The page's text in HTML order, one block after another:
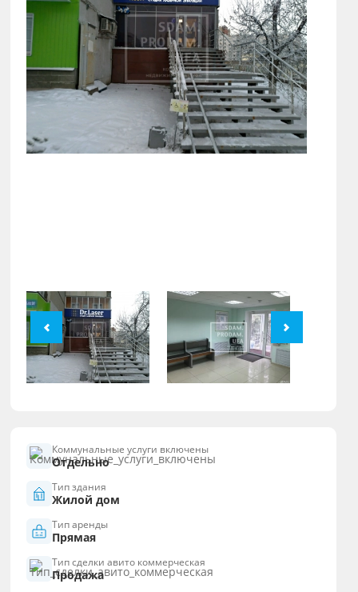
Коммунальные услуги включены
Отдельно
Тип здания
Жилой дом
Тип аренды
Прямая
Тип сделки авито коммерческая
Продажа